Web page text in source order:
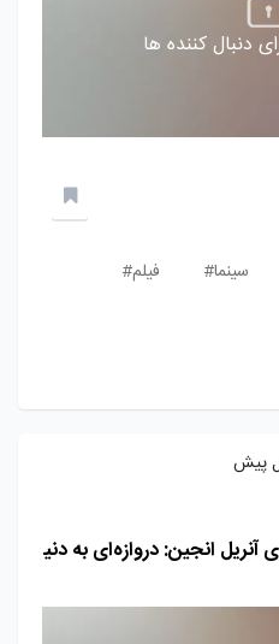
دنبال کننده ها
سینما# فیلم#
آنریل انجین: دروازه‌ای به دنی